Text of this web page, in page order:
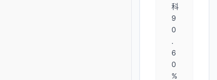
科
9
0
.
6
0
%